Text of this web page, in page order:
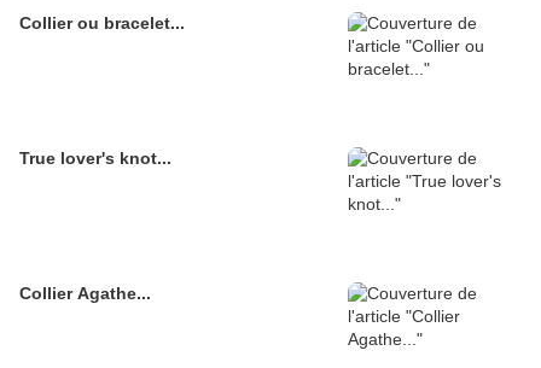
Collier ou bracelet...
True lover's knot...
Collier Agathe...